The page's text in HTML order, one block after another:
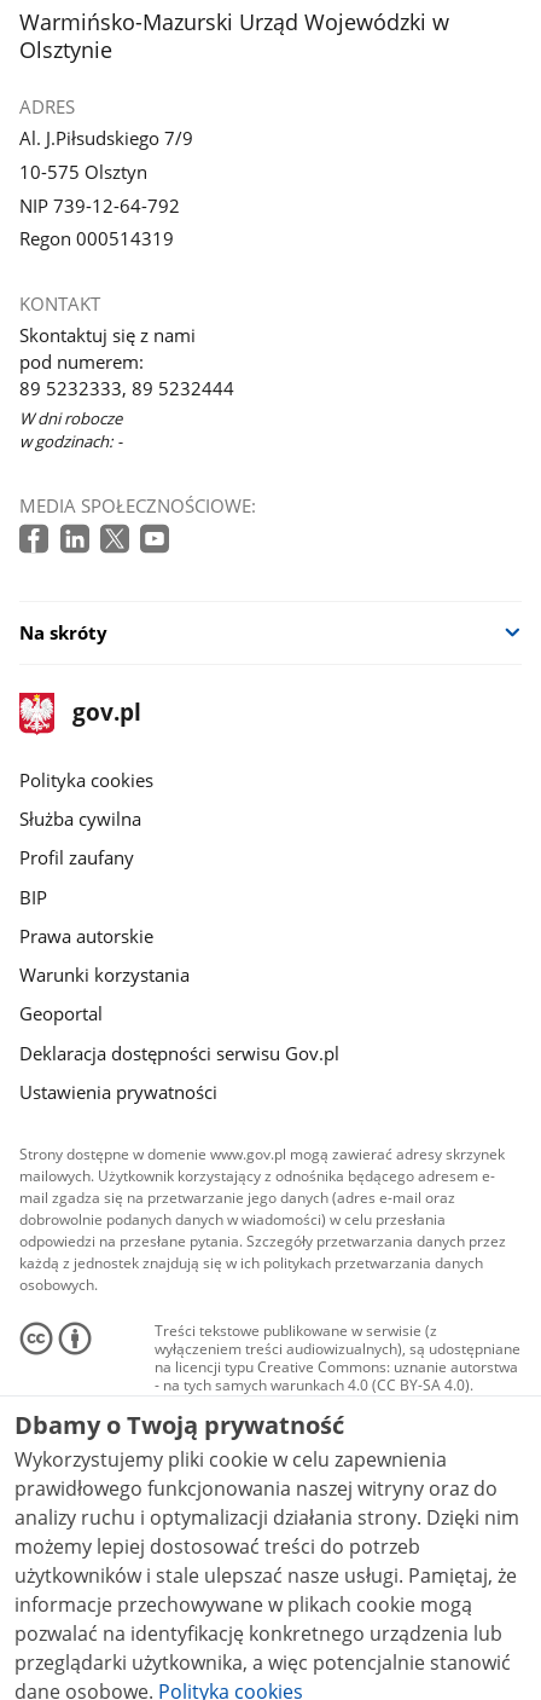
stopka
Warmińsko-Mazurski Urząd Wojewódzki w
Olsztynie
ADRES
Al. J.Piłsudskiego 7/9
10-575 Olsztyn
NIP 739-12-64-792
Regon 000514319
KONTAKT
Skontaktuj się z nami
pod numerem:
89 5232333, 89 5232444
W dni robocze
w godzinach: -
MEDIA SPOŁECZNOŚCIOWE:
Na skróty
stopka
gov.pl
Strona
gov.pl
gov.pl
Polityka cookies
Służba cywilna
Profil zaufany
BIP
Prawa autorskie
Warunki korzystania
Geoportal
Deklaracja dostępności serwisu Gov.pl
Ustawienia prywatności
Strony dostępne w domenie www.gov.pl mogą zawierać adresy skrzynek
mailowych. Użytkownik korzystający z odnośnika będącego adresem e-
mail zgadza się na przetwarzanie jego danych (adres e-mail oraz
dobrowolnie podanych danych w wiadomości) w celu przesłania
odpowiedzi na przesłane pytania. Szczegóły przetwarzania danych przez
każdą z jednostek znajdują się w ich politykach przetwarzania danych
osobowych.
Treści tekstowe publikowane w serwisie (z
wyłączeniem treści audiowizualnych), są udostępniane
na licencji typu Creative Commons: uznanie autorstwa
- na tych samych warunkach 4.0 (CC BY-SA 4.0).
Materiały audiowizualne, w tym zdjęcia, materiały
audio i wideo, są udostępniane na licencji typu
Creative Commons: uznanie autorstwa użycie
niekomercyjne - bez utworów zależnych 4.0 (CC BY-
NC-ND 4.0), o ile nie jest to stwierdzone inaczej.
Dbamy o Twoją prywatność
Wykorzystujemy pliki cookie w celu zapewnienia
prawidłowego funkcjonowania naszej witryny oraz do
analizy ruchu i optymalizacji działania strony. Dzięki nim
możemy lepiej dostosować treści do potrzeb
użytkowników i stale ulepszać nasze usługi. Pamiętaj, że
informacje przechowywane w plikach cookie mogą
pozwalać na identyfikację konkretnego urządzenia lub
przeglądarki użytkownika, a więc potencjalnie stanowić
dane osobowe. Polityka cookies